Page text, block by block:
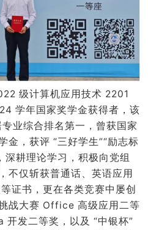
级计算机应用技术 2201
学年国家奖学金获得者，该
业综合排名第一，曾获国家
金，获评 “三好学生”“励志标
深耕理论学习，积极向党组
不仅斩获普通话、英语应用
证书，更在各类竞赛中屡创
战大赛 Office 高级应用二等
发二等奖，以及 “中银杯”